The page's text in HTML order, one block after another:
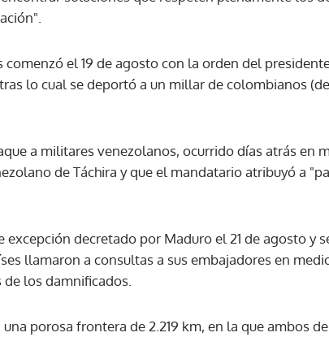
ACEPTAR
comenzó el 19 de agosto con la orden del
lo cual se deportó a un millar de colombianos
a militares venezolanos, ocurrido días atrás en
de Táchira y que el mandatario atribuyó a
excepción decretado por Maduro el 21 de agosto y
llamaron a consultas a sus embajadores en
los damnificados.
porosa frontera de 2.219 km, en la que ambos